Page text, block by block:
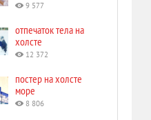
9 577
отпечаток тела на
холсте
12 372
постер на холсте
море
8 806